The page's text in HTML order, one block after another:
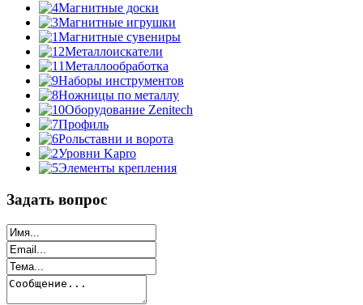
Магнитные доски
Магнитные игрушки
Магнитные сувениры
Металлоискатели
Металлообработка
Наборы инструментов
Ножницы по металлу
Оборудование Zenitech
Профиль
Рольставни и ворота
Уровни Kapro
Элементы крепления
Задать вопрос